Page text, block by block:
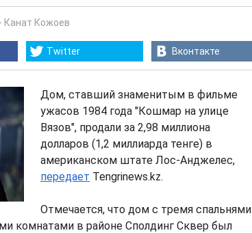
- Канат Кожоев
Twitter Вконтакте
Дом, ставший знаменитым в фильме
ужасов 1984 года "Кошмар на улице
Вязов", продали за 2,98 миллиона
долларов (1,2 миллиарда тенге) в
американском штате Лос-Анджелес,
передает Tengrinews.kz.
Отмечается, что дом с тремя спальнями
комнатами в районе Сполдинг Сквер был